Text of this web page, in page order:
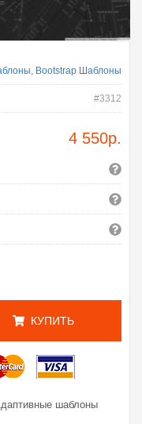
Bootstrap Шаблоны
#3312
4 550р.
КУПИТЬ
шаблоны